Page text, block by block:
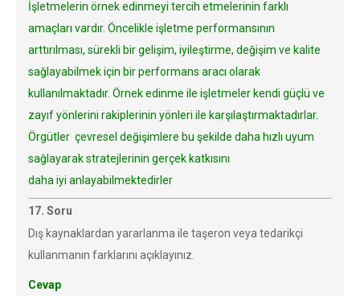
İşletmelerin örnek edinmeyi tercih etmelerinin farklı
amaçları vardır. Öncelikle işletme performansının
arttırılması, sürekli bir gelişim, iyileştirme, değişim ve kalite
sağlayabilmek için bir performans aracı olarak
kullanılmaktadır. Örnek edinme ile işletmeler kendi güçlü ve
zayıf yönlerini rakiplerinin yönleri ile karşılaştırmaktadırlar.
Örgütler çevresel değişimlere bu şekilde daha hızlı uyum
sağlayarak stratejlerinin gerçek katkısını
daha iyi anlayabilmektedirler
17. Soru
Dış kaynaklardan yararlanma ile taşeron veya tedarikçi
kullanmanın farklarını açıklayınız.
Cevap